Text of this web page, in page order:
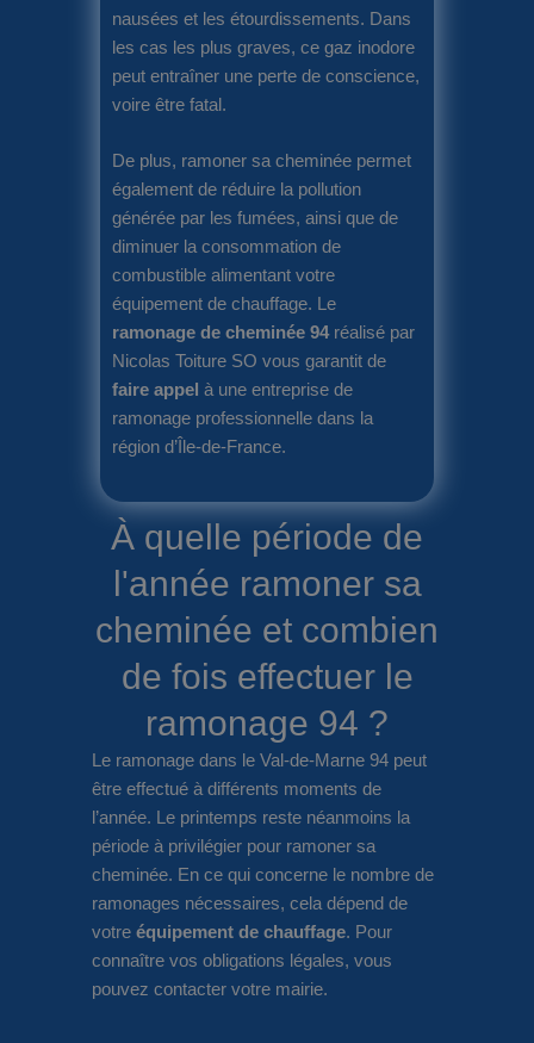
nausées et les étourdissements. Dans
les cas les plus graves, ce gaz inodore
peut entraîner une perte de conscience,
voire être fatal.
De plus, ramoner sa cheminée permet
également de réduire la pollution
générée par les fumées, ainsi que de
diminuer la consommation de
combustible alimentant votre
équipement de chauffage. Le
ramonage de cheminée 94réalisé par
Nicolas Toiture SO vous garantit de
faire appel à une entreprise de
ramonage professionnelle dans la
région d’Île-de-France.
À quelle période de
l'année ramoner sa
cheminée et combien
de fois effectuer le
ramonage 94 ?
Le ramonage dans le Val-de-Marne 94 peut
être effectué à différents moments de
l’année. Le printemps reste néanmoins la
période à privilégier pour ramoner sa
cheminée. En ce qui concerne le nombre de
ramonages nécessaires, cela dépend de
votre équipement de chauffage. Pour
connaître vos obligations légales, vous
pouvez contacter votre mairie.